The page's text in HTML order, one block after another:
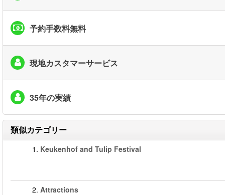
予約手数料無料
現地カスタマーサービス
35年の実績
類似カテゴリー
1. Keukenhof and Tulip Festival
2. Attractions